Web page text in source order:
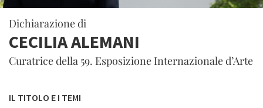
Dichiarazione di
CECILIA ALEMANI
Curatrice della 59. Esposizione Internazionale d’Arte
IL TITOLO E I TEMI